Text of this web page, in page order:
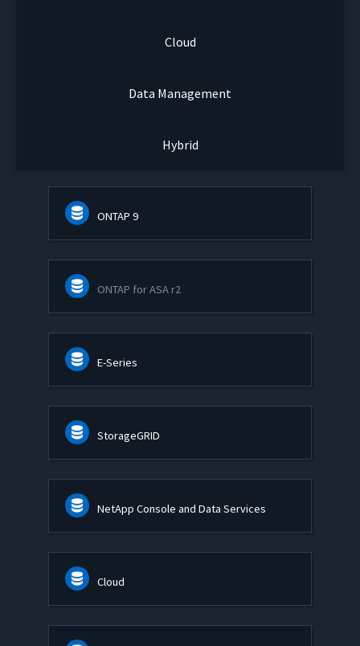
Cloud
Data Management
Hybrid
ONTAP 9
ONTAP for ASA r2
E-Series
StorageGRID
NetApp Console and Data Services
Cloud